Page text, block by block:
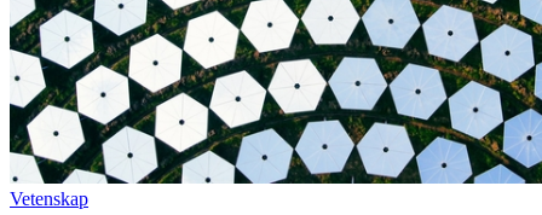
Vetenskap